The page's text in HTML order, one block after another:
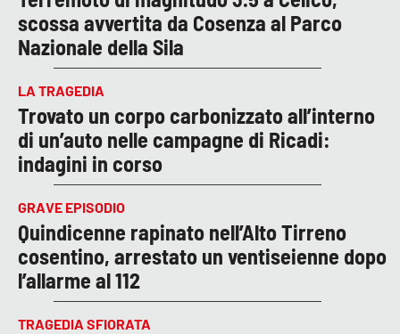
scossa avvertita da Cosenza al Parco
Nazionale della Sila
LA TRAGEDIA
Trovato un corpo carbonizzato all’interno
di un’auto nelle campagne di Ricadi:
indagini in corso
GRAVE EPISODIO
Quindicenne rapinato nell’Alto Tirreno
cosentino, arrestato un ventiseienne dopo
l’allarme al 112
TRAGEDIA SFIORATA